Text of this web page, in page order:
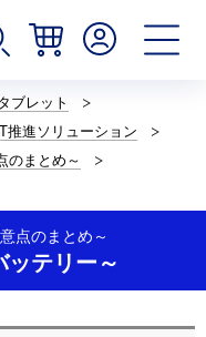
ブレット
推進ソリューション
のまとめ～
テリー～
点のまとめ～